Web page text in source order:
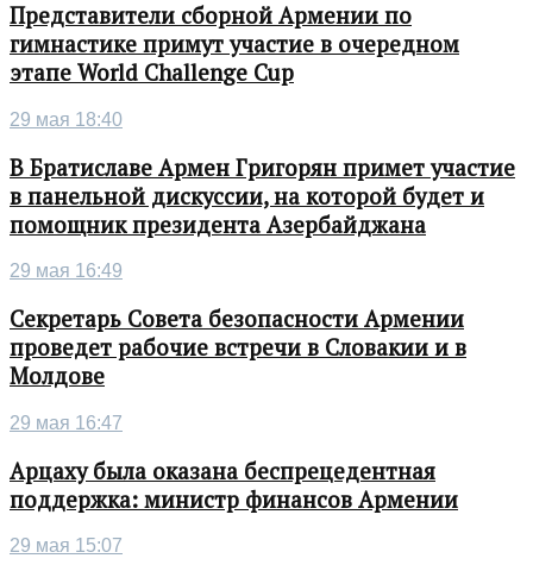
Представители сборной Армении по
гимнастике примут участие в очередном
этапе World Challenge Cup
29 мая 18:40
В Братиславе Армен Григорян примет участие
в панельной дискуссии, на которой будет и
помощник президента Азербайджана
29 мая 16:49
Секретарь Совета безопасности Армении
проведет рабочие встречи в Словакии и в
Молдове
29 мая 16:47
Арцаху была оказана беспрецедентная
поддержка: министр финансов Армении
29 мая 15:07